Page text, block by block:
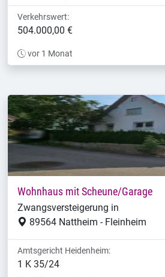
Verkehrswert:
504.000,00 €
vor 1 Monat
Wohnhaus mit Scheune/Garage
Zwangsversteigerung in
89564 Nattheim - Fleinheim
Amtsgericht Heidenheim:
1 K 35/24